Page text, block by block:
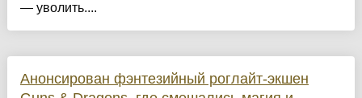
— уволить....
Анонсирован фэнтезийный роглайт-экшен